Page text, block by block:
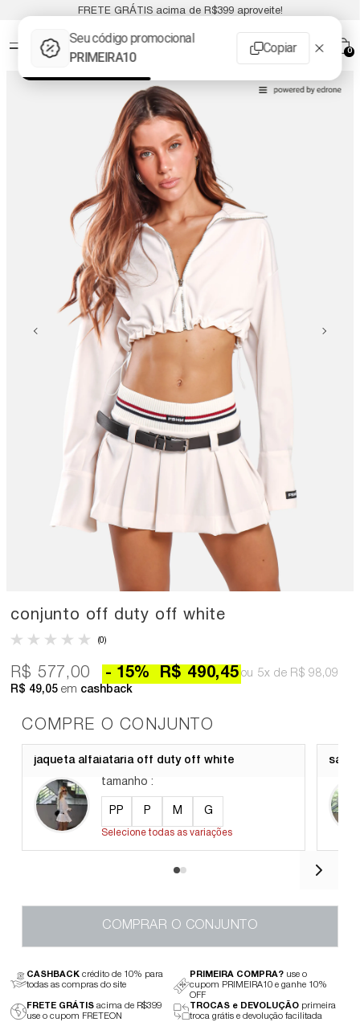
FRETE GRÁTIS acima de R$399 aproveite!
0
conjunto off duty off white
(0)
R$ 577,00 R$ 490,45
15% 5x R$ 98,09
R$ 49,05 em cashback
COMPRE O CONJUNTO
jaqueta alfaiataria off duty off white
tamanho:
PP P M G
Selecione todas as variações
saia
COMPRAR O CONJUNTO
CASHBACK crédito de 10% para
todas as compras do site
PRIMEIRA COMPRA? use o
cupom PRIMEIRA10 e ganhe 10%
OFF
FRETE GRÁTIS acima de R$399
use o cupom FRETEON
TROCAS e DEVOLUÇÃO primeira
troca grátis e devolução facilitada